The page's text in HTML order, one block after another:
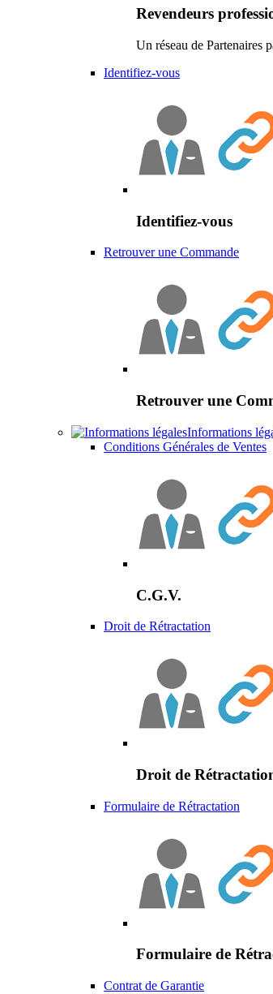
Revendeurs
Un réseau de Partenaires
Identifiez-vous
Identifiez-vous
Retrouver une Commande
Retrouver une
Informations
Conditions Générales de Ventes
C.G.V.
Droit de Rétractation
Droit de
Formulaire de Rétractation
Formulaire de
Contrat de Garantie